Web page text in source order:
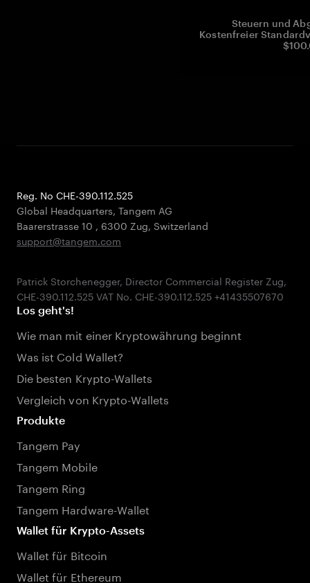
Steuern und
Kostenfreier
Reg. No CHE-390.112.525
Global Headquarters, Tangem AG
Baarerstrasse 10 , 6300 Zug, Switzerland
support@tangem.com
Patrick Storchenegger, Director Commercial Register Zug,
Los geht's!
Wie man mit einer Kryptowährung beginnt
Was ist Cold Wallet?
Die besten Krypto-Wallets
Vergleich von Krypto-Wallets
Produkte
Tangem Pay
Tangem Mobile
Tangem Ring
Tangem Hardware-Wallet
Wallet für Krypto-Assets
Wallet für Bitcoin
Wallet für Ethereum